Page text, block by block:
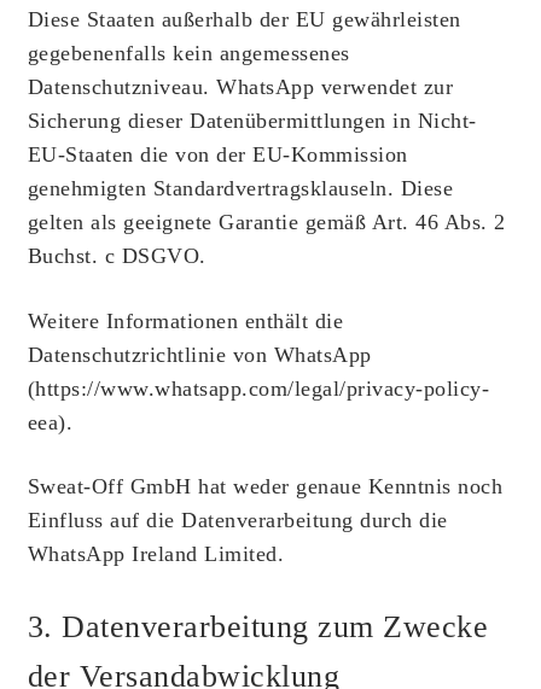
Diese Staaten außerhalb der EU gewährleisten
gegebenenfalls kein angemessenes
Datenschutzniveau. WhatsApp verwendet zur
Sicherung dieser Datenübermittlungen in Nicht-
EU-Staaten die von der EU-Kommission
genehmigten Standardvertragsklauseln. Diese
gelten als geeignete Garantie gemäß Art. 46 Abs. 2
Buchst. c DSGVO.
Weitere Informationen enthält die
Datenschutzrichtlinie von WhatsApp
(https://www.whatsapp.com/legal/privacy-policy-
eea).
Sweat-Off GmbH hat weder genaue Kenntnis noch
Einfluss auf die Datenverarbeitung durch die
WhatsApp Ireland Limited.
3. Datenverarbeitung zum Zwecke
der Versandabwicklung